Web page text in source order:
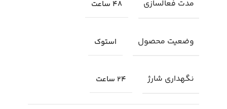
مدت فعالسازی 48 ساعت
وضعیت محصول استوک
نگهداری شارژ 24 ساعت